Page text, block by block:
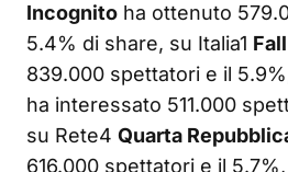
Incognito ha ottenuto
5.4% di share, su Italia1 Fall
839.000 spettatori e il
ha interessato 511.000
su Rete4 Quarta
616.000 spettatori e il